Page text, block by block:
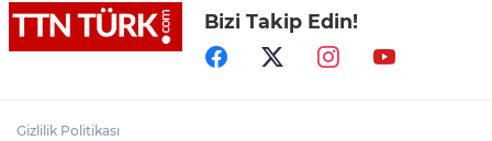
Muharrem İnce’den Nâzım Hikmet
göndermeli paylaşım: Vatan hainliğine
Bizi Takip Edin!
Gizlilik Politikası